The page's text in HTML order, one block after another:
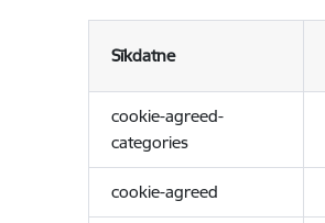
Sīkdatne
cookie-agreed-
categories
cookie-agreed